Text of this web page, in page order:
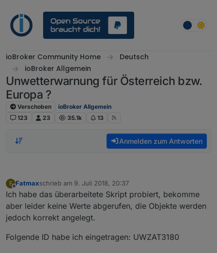
ioBroker Community Home
Deutsch
ioBroker Allgemein
Unwetterwarnung für Österreich bzw.
Europa ?
Verschoben
ioBroker Allgemein
123
23 35.1k 13
Anmelden zum Antworten
F
Offline
Fatmaxschrieb am 9. Juli 2018, 20:37
zuletzt editiert von
Ich habe das überarbeitete Skript probiert, bekomme
aber leider keine Werte abgerufen, die Objekte werden
jedoch korrekt angelegt.
Folgende ID habe ich eingetragen: UWZAT3180